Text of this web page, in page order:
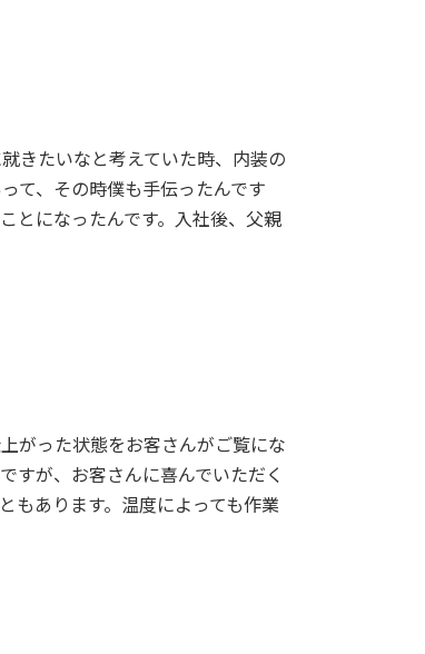
きたいなと考えていた時、内装の
て、その時僕も手伝ったんです
とになったんです。入社後、父親
がった状態をお客さんがご覧にな
すが、お客さんに喜んでいただく
もあります。温度によっても作業